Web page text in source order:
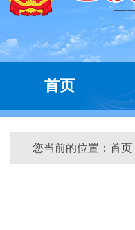
首页
您当前的位置： 首页